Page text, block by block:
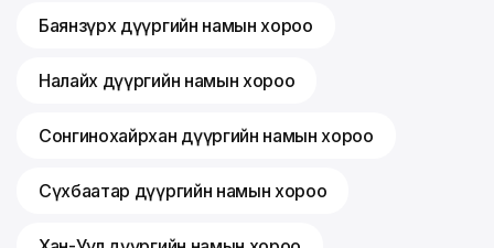
Баянзүрх дүүргийн намын хороо
Налайх дүүргийн намын хороо
Сонгинохайрхан дүүргийн намын хороо
Сүхбаатар дүүргийн намын хороо